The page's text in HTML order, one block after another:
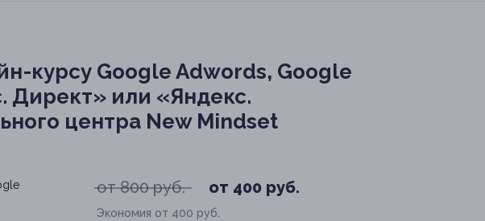
курсу Google Adwords, Google
Директ» или «Яндекс.
центра New Mindset
от 800 руб. от 400 руб.
Экономия от 400 руб.